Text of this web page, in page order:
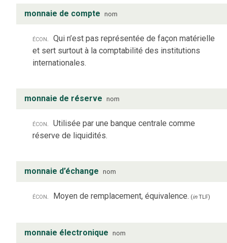
monnaie de compte nom
écon. Qui n’est pas représentée de façon matérielle
et sert surtout à la comptabilité des institutions
internationales.
monnaie de réserve nom
écon. Utilisée par une banque centrale comme
réserve de liquidités.
monnaie d’échange nom
écon. Moyen de remplacement, équivalence. (inTLF)
monnaie électronique nom